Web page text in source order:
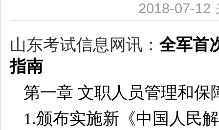
2018-07-12
山东考试信息网讯： 全军首
指南
第一章 文职人员管理和保
1.颁布实施新《中国人民